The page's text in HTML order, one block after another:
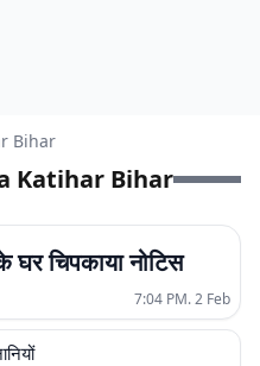
Bihar
Katihar Bihar
घर चिपकाया नोटिस
7:04 PM. 2 Feb